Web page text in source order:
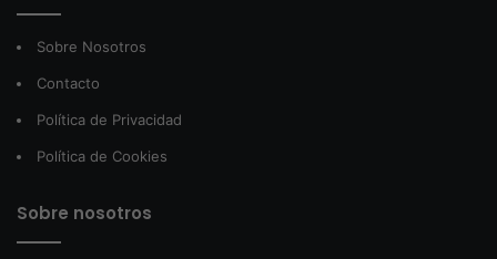
Sobre Nosotros
Contacto
Política de Privacidad
Política de Cookies
Sobre nosotros